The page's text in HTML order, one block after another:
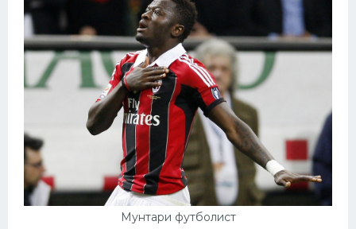
Мунтари футболист